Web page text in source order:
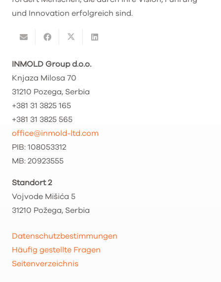
und Innovation erfolgreich sind.
INMOLD Group d.o.o.
Knjaza Milosa 70
31210 Pozega, Serbia
+381 31 3825 165
+381 31 3825 565
office@inmold-ltd.com
PIB: 108053312
MB: 20923555
Standort 2
Vojvode Mišića 5
31210 Požega, Serbia
Datenschutzbestimmungen
Häufig gestellte Fragen
Seitenverzeichnis